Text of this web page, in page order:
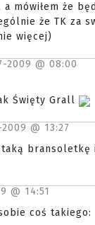
a mówiłem że
że TK za
więcej)
2009 @ 08:00
Święty Grall
@ 13:27
bransoletkę i
@ 14:51
coś takiego: